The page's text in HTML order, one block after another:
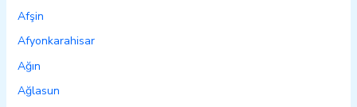
Afşin
Afyonkarahisar
Ağın
Ağlasun